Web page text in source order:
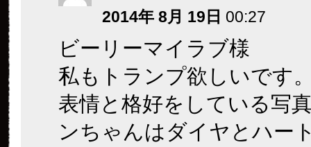
2014年 8月 19日 00:27
ビーリーマイラブ様
私もトランプ欲しいです
表情と格好をしている写
ンちゃんはダイヤとハー